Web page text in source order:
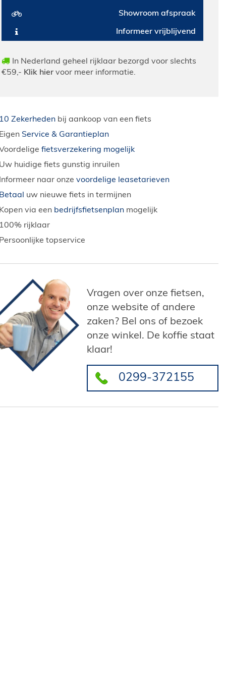
Showroom afspraak
Informeer vrijblijvend
In Nederland geheel rijklaar bezorgd voor slechts
€59,- Klik hier voor meer informatie.
Zekerheden bij aankoop van een fiets
Service & Garantieplan
fietsverzekering mogelijk
huidige fiets gunstig inruilen
naar onzevoordelige leasetarieven
uw nieuwe fiets in termijnen
via een bedrijfsfietsenplan mogelijk
rijklaar
topservice
Vragen over onze fietsen,
onze website of andere
zaken? Bel ons of bezoek
onze winkel. De koffie staat
klaar!
0299-372155